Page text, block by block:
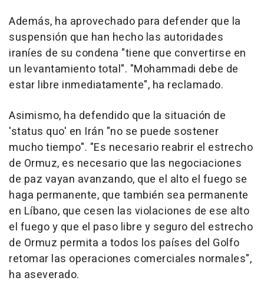
Además, ha aprovechado para defender que la
suspensión que han hecho las autoridades
iraníes de su condena "tiene que convertirse en
un levantamiento total". "Mohammadi debe de
estar libre inmediatamente", ha reclamado.
Asimismo, ha defendido que la situación de
'status quo' en Irán "no se puede sostener
mucho tiempo". "Es necesario reabrir el estrecho
de Ormuz, es necesario que las negociaciones
de paz vayan avanzando, que el alto el fuego se
haga permanente, que también sea permanente
en Líbano, que cesen las violaciones de ese alto
el fuego y que el paso libre y seguro del estrecho
de Ormuz permita a todos los países del Golfo
retomar las operaciones comerciales normales",
ha aseverado.